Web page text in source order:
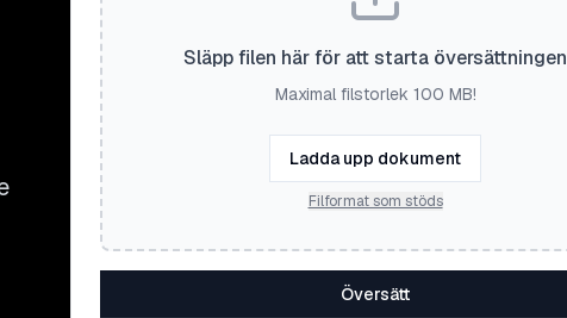
Släpp filen här för att starta översättningen
Maximal filstorlek 100 MB!
Ladda upp dokument
Filformat som stöds
Översätt